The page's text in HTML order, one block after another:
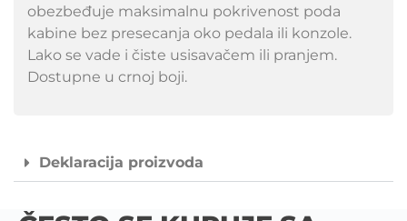
obezbeđuje maksimalnu pokrivenost poda
kabine bez presecanja oko pedala ili konzole.
Lako se vade i čiste usisavačem ili pranjem.
Dostupne u crnoj boji.
Deklaracija proizvoda